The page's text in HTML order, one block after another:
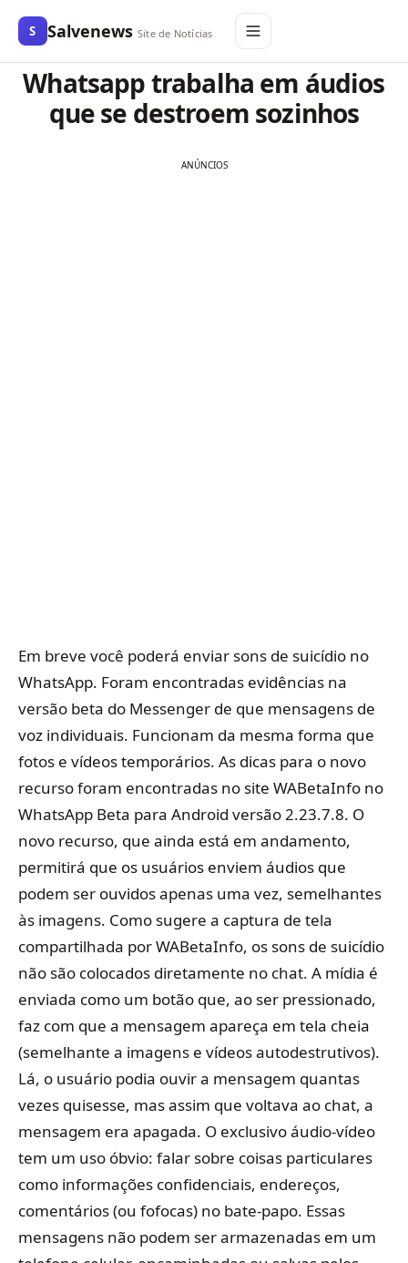
S Salvenews Site de Notícias
Whatsapp trabalha em áudios
que se destroem sozinhos
ANÚNCIOS
Em breve você poderá enviar sons de suicídio no
WhatsApp. Foram encontradas evidências na
versão beta do Messenger de que mensagens de
voz individuais. Funcionam da mesma forma que
fotos e vídeos temporários. As dicas para o novo
recurso foram encontradas no site WABetaInfo no
WhatsApp Beta para Android versão 2.23.7.8. O
novo recurso, que ainda está em andamento,
permitirá que os usuários enviem áudios que
podem ser ouvidos apenas uma vez, semelhantes
às imagens. Como sugere a captura de tela
compartilhada por WABetaInfo, os sons de suicídio
não são colocados diretamente no chat. A mídia é
enviada como um botão que, ao ser pressionado,
faz com que a mensagem apareça em tela cheia
(semelhante a imagens e vídeos autodestrutivos).
Lá, o usuário podia ouvir a mensagem quantas
vezes quisesse, mas assim que voltava ao chat, a
mensagem era apagada. O exclusivo áudio-vídeo
tem um uso óbvio: falar sobre coisas particulares
como informações confidenciais, endereços,
comentários (ou fofocas) no bate-papo. Essas
mensagens não podem ser armazenadas em um